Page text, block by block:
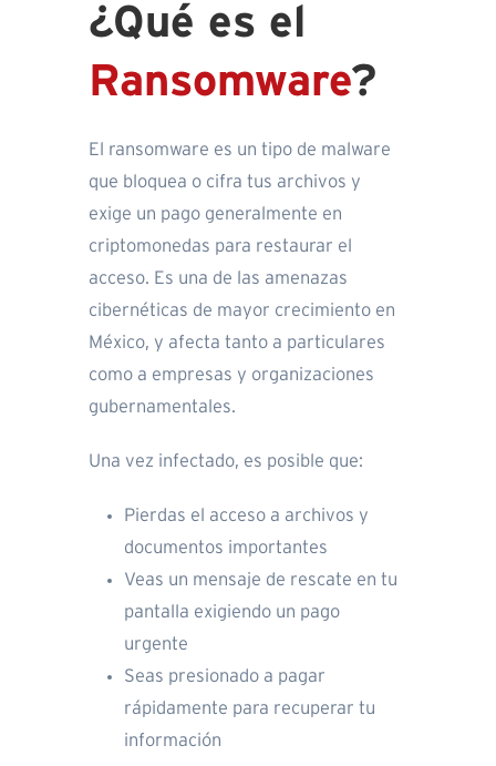
¿Qué es el
Ransomware?
El ransomware es un tipo de malware
que bloquea o cifra tus archivos y
exige un pago generalmente en
criptomonedas para restaurar el
acceso. Es una de las amenazas
cibernéticas de mayor crecimiento en
México, y afecta tanto a particulares
como a empresas y organizaciones
gubernamentales.
Una vez infectado, es posible que:
Pierdas el acceso a archivos y
documentos importantes
Veas un mensaje de rescate en tu
pantalla exigiendo un pago
urgente
Seas presionado a pagar
rápidamente para recuperar tu
información